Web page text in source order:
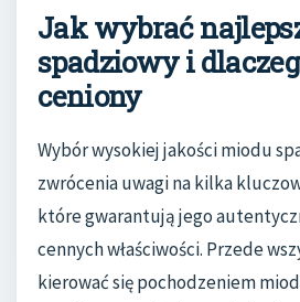
Jak wybrać
spadziowy i
ceniony
Wybór wysokiej jakości miodu
zwrócenia uwagi na kilka
które gwarantują jego
cennych właściwości. Przede
kierować się pochodzeniem